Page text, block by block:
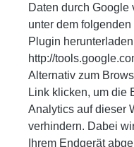
Daten durch
unter dem
Plugin
http://
Alternativ zum
Link klicken, um die
Analytics auf dieser
verhindern. Dabei
Ihrem Endgerät